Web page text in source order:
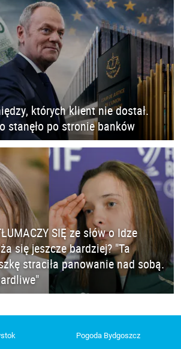
których klient nie dostał.
stanęło po stronie banków
SIĘ ze słów o Idze
się jeszcze bardziej? "Ta
straciła panowanie nad sobą.
Pogoda Bydgoszcz